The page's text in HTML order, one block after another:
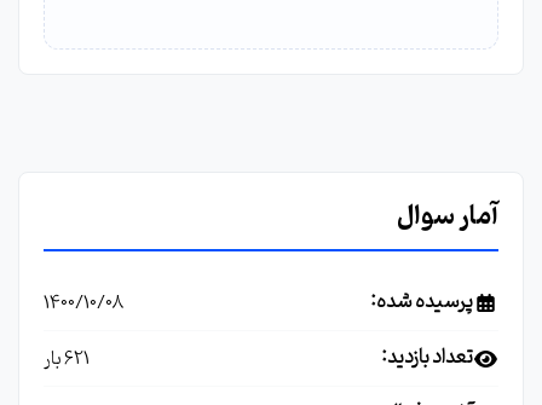
آمار سوال
پرسیده شده: 1400/10/08
تعداد بازدید: 621 بار